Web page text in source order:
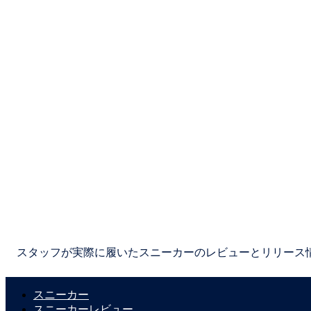
スタッフが実際に履いたスニーカーのレビューとリリース
スニーカー